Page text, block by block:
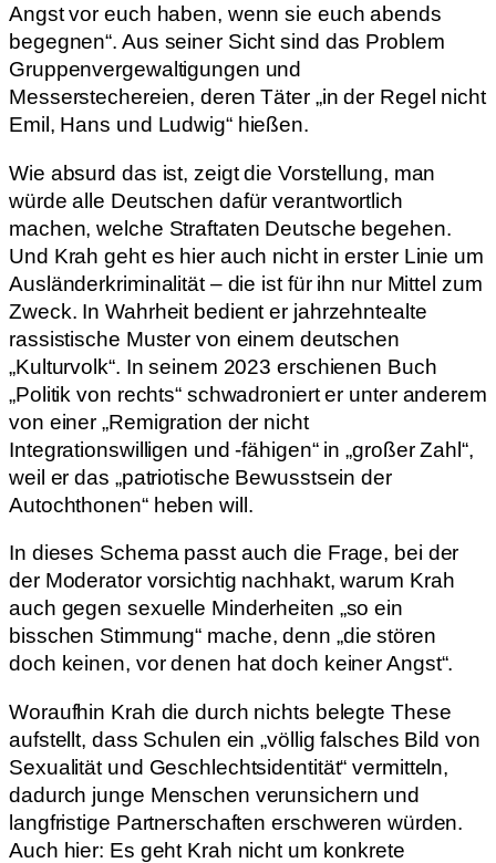
Angst vor euch haben, wenn sie euch abends
begegnen“. Aus seiner Sicht sind das Problem
Gruppenvergewaltigungen und
Messerstechereien, deren Täter „in der Regel nicht
Emil, Hans und Ludwig“ hießen.
Wie absurd das ist, zeigt die Vorstellung, man
würde alle Deutschen dafür verantwortlich
machen, welche Straftaten Deutsche begehen.
Und Krah geht es hier auch nicht in erster Linie um
Ausländerkriminalität – die ist für ihn nur Mittel zum
Zweck. In Wahrheit bedient er jahrzehntealte
rassistische Muster von einem deutschen
„Kulturvolk“. In seinem 2023 erschienen Buch
„Politik von rechts“ schwadroniert er unter anderem
von einer „Remigration der nicht
Integrationswilligen und -fähigen“ in „großer Zahl“,
weil er das „patriotische Bewusstsein der
Autochthonen“ heben will.
In dieses Schema passt auch die Frage, bei der
der Moderator vorsichtig nachhakt, warum Krah
auch gegen sexuelle Minderheiten „so ein
bisschen Stimmung“ mache, denn „die stören
doch keinen, vor denen hat doch keiner Angst“.
Woraufhin Krah die durch nichts belegte These
aufstellt, dass Schulen ein „völlig falsches Bild von
Sexualität und Geschlechtsidentität“ vermitteln,
dadurch junge Menschen verunsichern und
langfristige Partnerschaften erschweren würden.
Auch hier: Es geht Krah nicht um konkrete